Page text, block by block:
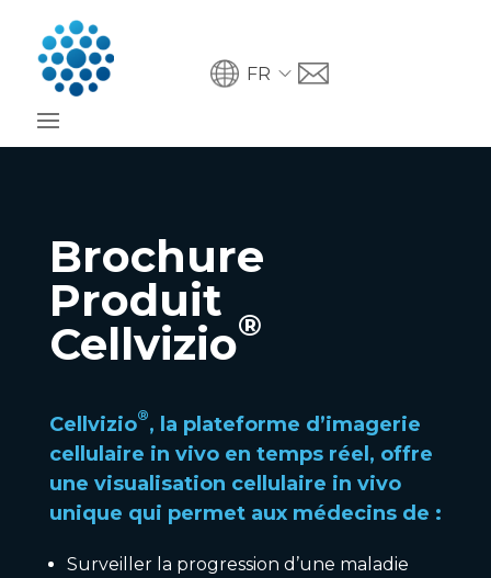
FR
Brochure
Produit
Cellvizio®
Cellvizio®, la plateforme d’imagerie
cellulaire in vivo en temps réel, offre
une visualisation cellulaire in vivo
unique qui permet aux médecins de :
Surveiller la progression d’une maladie